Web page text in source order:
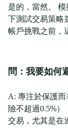
是的，當然。
下測試交易策略
帳戶挑戰之前，
問：我要如何
A: 專注於保護
險不超過0.5%
交易，尤其是在